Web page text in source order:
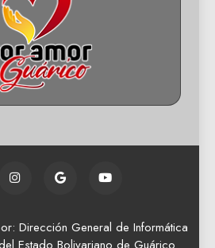
Dirección General de Informática